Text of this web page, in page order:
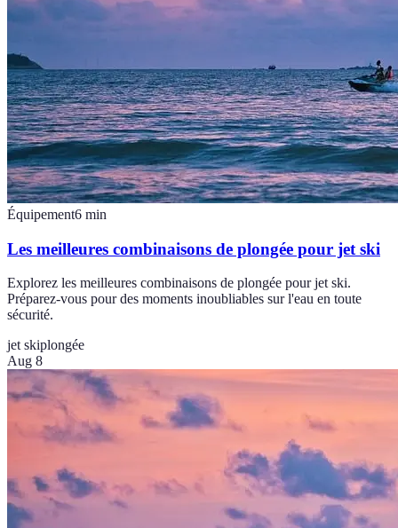
Équipement6 min
Les meilleures combinaisons de plongée pour jet ski
Explorez les meilleures combinaisons de plongée pour jet ski.
Préparez-vous pour des moments inoubliables sur l'eau en toute
sécurité.
jet skiplongée
Aug 8